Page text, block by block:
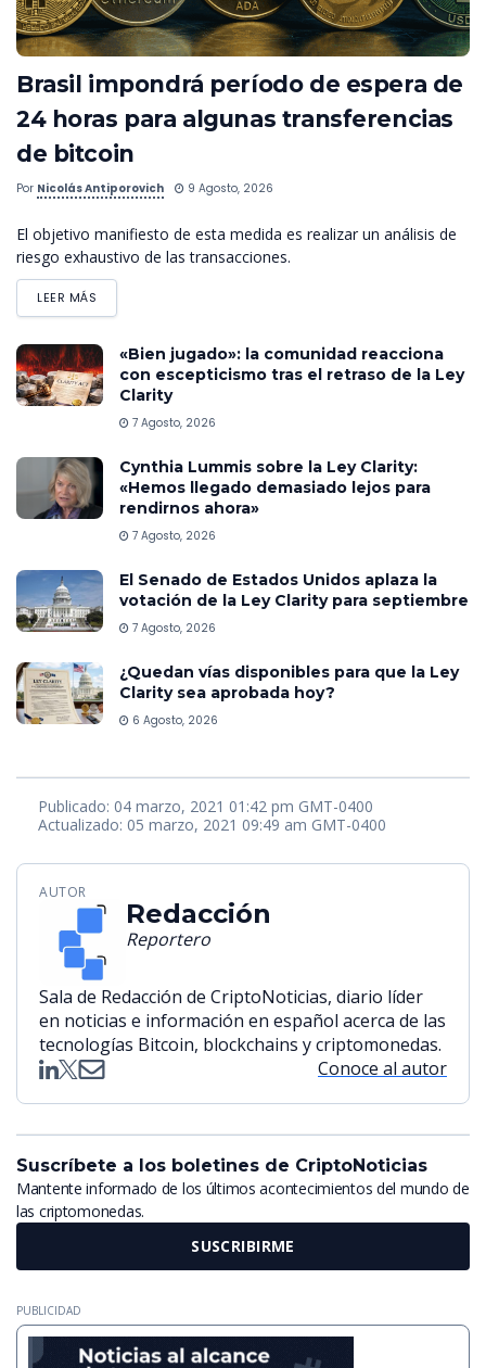
Brasil impondrá período de espera de
24 horas para algunas transferencias
de bitcoin
Por Nicolás Antiporovich 9 Agosto, 2026
El objetivo manifiesto de esta medida es realizar un análisis de
riesgo exhaustivo de las transacciones.
LEER MÁS
«Bien jugado»: la comunidad reacciona
con escepticismo tras el retraso de la Ley
Clarity
7 Agosto, 2026
Cynthia Lummis sobre la Ley Clarity:
«Hemos llegado demasiado lejos para
rendirnos ahora»
7 Agosto, 2026
El Senado de Estados Unidos aplaza la
votación de la Ley Clarity para septiembre
7 Agosto, 2026
¿Quedan vías disponibles para que la Ley
Clarity sea aprobada hoy?
6 Agosto, 2026
Publicado: 04 marzo, 2021 01:42 pm GMT-0400
Actualizado: 05 marzo, 2021 09:49 am GMT-0400
AUTOR
Redacción
Reportero
Sala de Redacción de CriptoNoticias, diario líder
en noticias e información en español acerca de las
tecnologías Bitcoin, blockchains y criptomonedas.
Conoce al autor
Suscríbete a los boletines de CriptoNoticias
Mantente informado de los últimos acontecimientos del mundo de
las criptomonedas.
SUSCRIBIRME
PUBLICIDAD